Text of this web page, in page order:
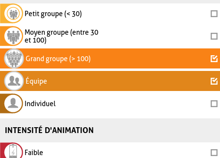
Petit groupe (< 30)
Moyen groupe (entre 30
et 100)
Grand groupe (> 100)
Équipe
Individuel
INTENSITÉ D'ANIMATION
Faible